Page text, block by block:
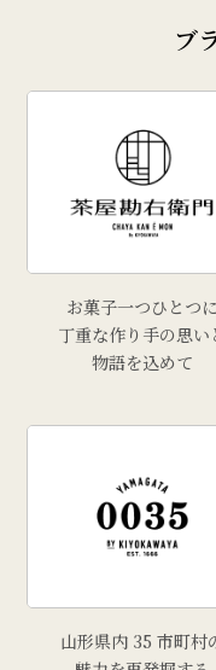
ブ
お菓子一つひとつに
丁重な作り手の思い
物語を込めて
山形県内 35 市町村